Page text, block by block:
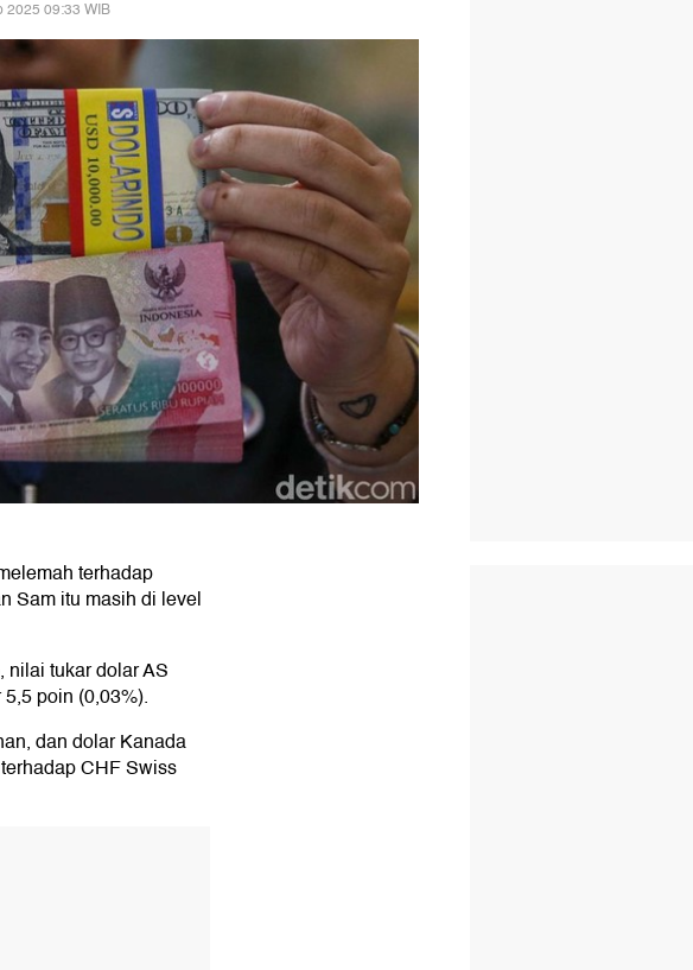
2025 09:33 WIB
terhadap
Sam itu masih di level
nilai tukar dolar AS
poin (0,03%).
dan dolar Kanada
CHF Swiss